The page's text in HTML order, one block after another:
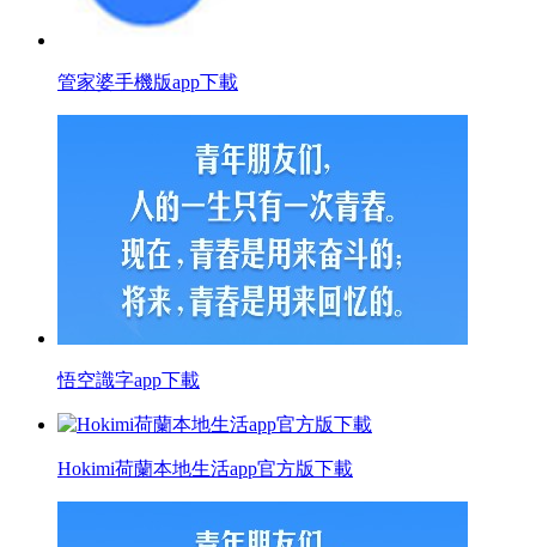
管家婆手機版app下載
悟空識字app下載
Hokimi荷蘭本地生活app官方版下載